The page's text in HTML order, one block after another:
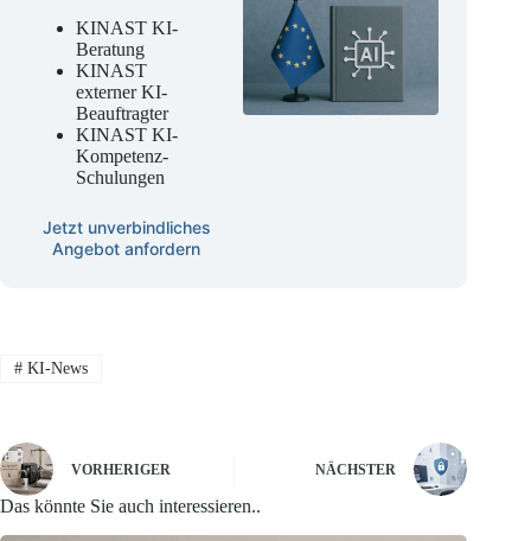
KINAST KI-
Beratung
KINAST
externer KI-
Beauftragter
KINAST KI-
Kompetenz-
Schulungen
Jetzt unverbindliches
Angebot anfordern
#KI-News
VORHERIGER NÄCHSTER
Das könnte Sie auch interessieren..